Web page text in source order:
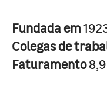
Fundada em
Colegas de
Faturamento